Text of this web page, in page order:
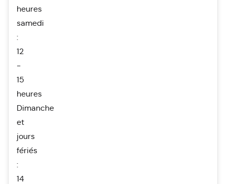
heures
samedi
:
12
-
15
heures
Dimanche
et
jours
fériés
:
14